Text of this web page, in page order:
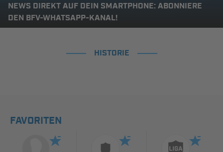
NEWS DIREKT AUF DEIN SMARTPHONE: ABONNIERE
DEN BFV-WHATSAPP-KANAL!
HISTORIE
FAVORITEN